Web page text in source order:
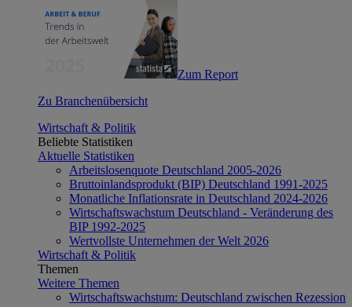
Zum Report
Zu Branchenübersicht
Wirtschaft & Politik
Beliebte Statistiken
Aktuelle Statistiken
Arbeitslosenquote Deutschland 2005-2026
Bruttoinlandsprodukt (BIP) Deutschland 1991-2025
Monatliche Inflationsrate in Deutschland 2024-2026
Wirtschaftswachstum Deutschland - Veränderung des
BIP 1992-2025
Wertvollste Unternehmen der Welt 2026
Wirtschaft & Politik
Themen
Weitere Themen
Wirtschaftswachstum: Deutschland zwischen Rezession